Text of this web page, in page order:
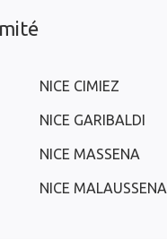
NICE CIMIEZ
NICE GARIBALDI
NICE MASSENA
NICE MALAUSSENA